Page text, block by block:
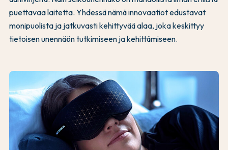
puettavaa laitetta. Yhdessä nämä innovaatiot edustavat
monipuolista ja jatkuvasti kehittyvää alaa, joka keskittyy
tietoisen unennäön tutkimiseen ja kehittämiseen.